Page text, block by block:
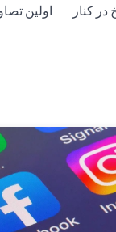
کنار
اولین